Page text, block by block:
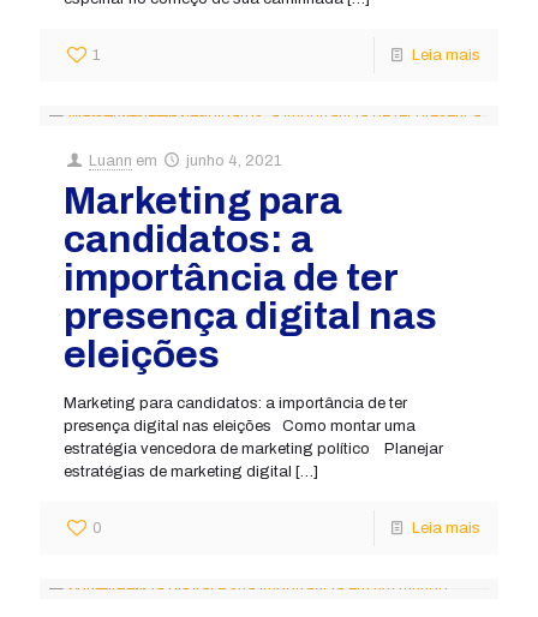
1 Leia mais
Luann em junho 4, 2021
Marketing para
candidatos: a
importância de ter
presença digital nas
eleições
Marketing para candidatos: a importância de ter
presença digital nas eleições Como montar uma
estratégia vencedora de marketing político Planejar
estratégias de marketing digital […]
0 Leia mais